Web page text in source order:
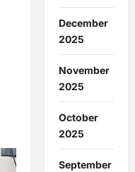
December
2025
November
2025
October
2025
September